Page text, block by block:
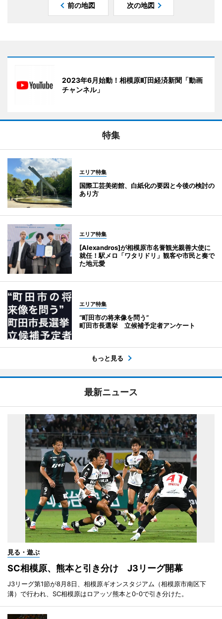
前の地図 次の地図
2023年6月始動！相模原町田経済新聞「動画
チャンネル」
特集
エリア特集
国際工芸美術館、白紙化の要因と今後の検討の
あり方
エリア特集
[Alexandros]が相模原市名誉観光親善大使に
就任！駅メロ「ワタリドリ」観客や市民と奏で
た地元愛
エリア特集
“町田市の将来像を問う”
町田市長選挙 立候補予定者アンケート
もっと見る
最新ニュース
見る・遊ぶ
SC相模原、熊本と引き分け J3リーグ開幕
J3リーグ第1節が8月8日、相模原ギオンスタジアム（相模原市南区下
溝）で行われ、SC相模原はロアッソ熊本と0-0で引き分けた。